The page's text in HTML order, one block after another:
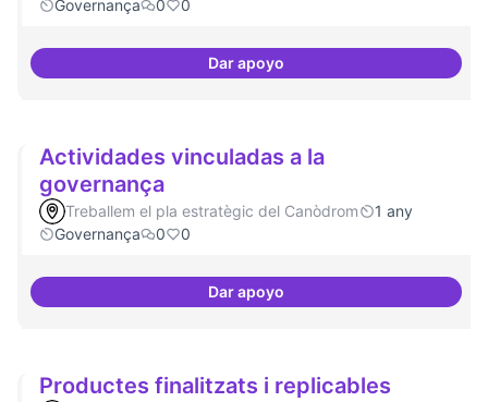
Governança
0 0
Dar apoyoAsamblea definida
Actividades vinculadas a la
governança
Treballem el pla estratègic del Canòdrom
1 any
Governança
0 0
Dar apoyoActividades vinculadas a la
Productes finalitzats i replicables